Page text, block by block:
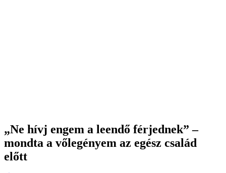
„Ne hívj engem a leendő férjednek” –
mondta a vőlegényem az egész család
előtt